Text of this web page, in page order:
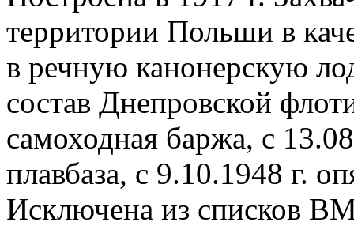
территории Польши в
в речную канонерскую
состав Днепровской
самоходная баржа, с
плавбаза, с 9.10.1948 г.
Исключена из списков